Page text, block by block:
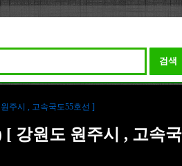
검색
주시 , 고속국도55호선 ]
강원도 원주시 , 고속국